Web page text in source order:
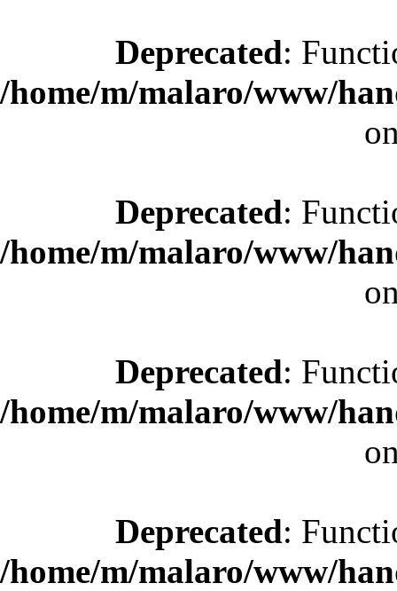
Deprecated:
/home/m/malaro/www/
Deprecated:
/home/m/malaro/www/
Deprecated:
/home/m/malaro/www/
Deprecated:
/home/m/malaro/www/